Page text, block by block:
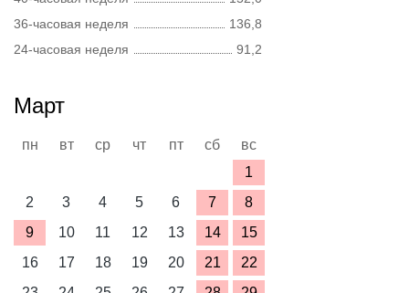
36-часовая неделя
136,8
24-часовая неделя
91,2
Март
пн вт ср чт пт сб
вс
1
2
3 4 5 6 7
8
9
10 11 12 13 14
15
16
17 18 19 20 21
22